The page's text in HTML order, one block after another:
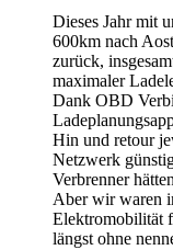
Mail
zu
senden
(Wird
in
neuem
Fenster
geöffnet)
Dieses Jahr mit
600km nach
zurück,
maximaler
Dank OBD
Hin und retour
Netzwerk
Verbrenner
Aber wir waren
Elektromobilität
längst ohne